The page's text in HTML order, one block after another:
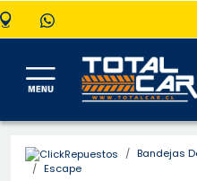
Bandejas
Escape